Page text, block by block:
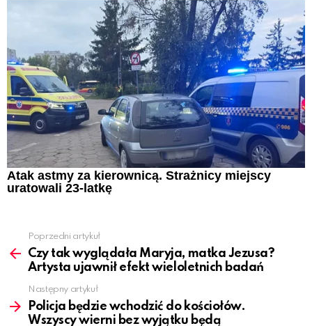
Atak astmy za kierownicą. Strażnicy miejscy
uratowali 23-latkę
more
Poprzedni artykuł
Czy tak wyglądała Maryja, matka Jezusa?
Artysta ujawnił efekt wieloletnich badań
Następny artykuł
Policja będzie wchodzić do kościołów.
Wszyscy wierni bez wyjątku będą